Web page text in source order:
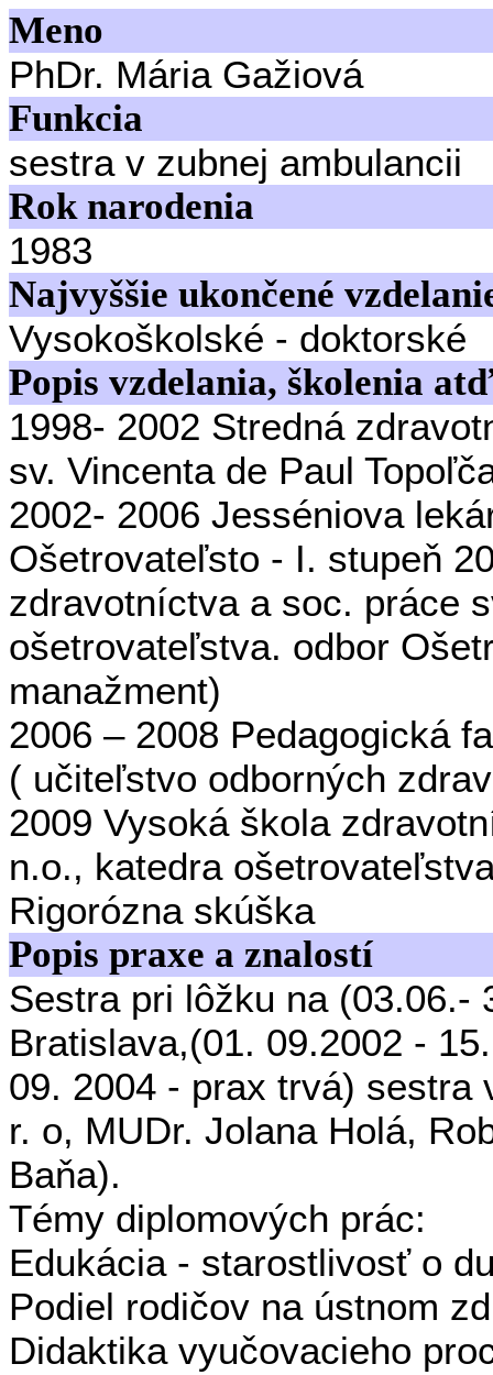
Meno
PhDr. Mária Gažiová
Funkcia
sestra v zubnej ambulancii
Rok narodenia
1983
Najvyššie ukončené
Vysokoškolské - doktorské
Popis vzdelania, školenia
1998- 2002 Stredná
sv. Vincenta de Paul
2002- 2006 Jesséniova
Ošetrovateľsto - I. stupeň
zdravotníctva a soc. práce
ošetrovateľstva. odbor
manažment)
2006 – 2008 Pedagogická
( učiteľstvo odborných
2009 Vysoká škola
n.o., katedra
Rigorózna skúška
Popis praxe a znalostí
Sestra pri lôžku na (03.06.-
Bratislava,(01. 09.2002 -
09. 2004 - prax trvá) sestra
r. o, MUDr. Jolana Holá,
Baňa).
Témy diplomových prác:
Edukácia - starostlivosť o
Podiel rodičov na ústnom
Didaktika vyučovacieho